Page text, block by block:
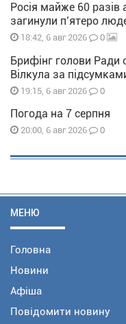
Росія майже 60
загинули п’ятеро
18:42, 6 авг 2026 0
Брифінг голови Ради
Вілкула за
19:15, 6 авг 2026 0
Погода на 7 серпня
20:00, 6 авг 2026 0
МЕНЮ
Головна
Новини
Афіша
Повідомити новину